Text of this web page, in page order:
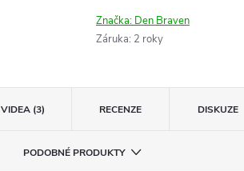
Značka: Den Braven
Záruka: 2 roky
VIDEA (3) RECENZE DISKUZE
PODOBNÉ PRODUKTY